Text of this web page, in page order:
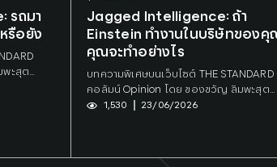
รถมา
รือยัง
พะสุต
Tags: SCBX
Jagged Intelligence: ถ้า
Einstein ทำงานในบริษัทของคุ
คุณจะทำอย่างไร
บทความพิเศษบนเว็บไซต์ THE STANDARD
คอลัมน์ Opinion โดย ของขวัญ ลิมพะสุต
Senior Strategic Intelligence and
1,530 23/06/2026